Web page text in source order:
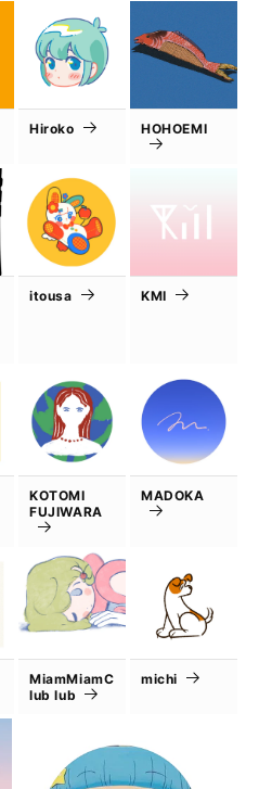
Hiroko HOHOEMI
itousa KMI
KOTOMI
FUJIWARA
MADOKA
MiamMiamC
lub lub
michi